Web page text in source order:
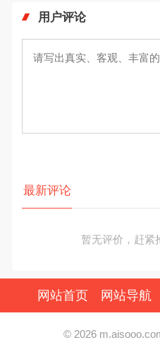
用户评论
最新评论
暂无评价，赶紧
网站首页 网站导航
© 2026